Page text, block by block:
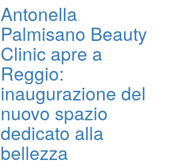
Antonella
Palmisano Beauty
Clinic apre a
Reggio:
inaugurazione del
nuovo spazio
dedicato alla
bellezza